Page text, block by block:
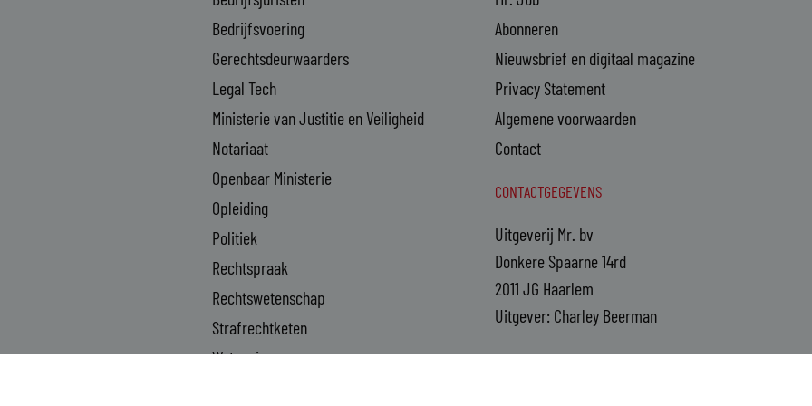
Bedrijfsvoering
Gerechtsdeurwaarders
Legal Tech
Ministerie van Justitie en Veiligheid
Notariaat
Openbaar Ministerie
Opleiding
Politiek
Rechtspraak
Rechtswetenschap
Strafrechtketen
Wetgeving
Abonneren
Nieuwsbrief en digitaal magazine
Privacy Statement
Algemene voorwaarden
Contact
CONTACTGEGEVENS
Uitgeverij Mr. bv
Donkere Spaarne 14rd
2011 JG Haarlem
Uitgever: Charley Beerman